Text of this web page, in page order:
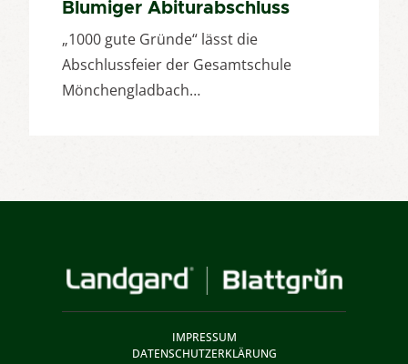
Blumiger Abiturabschluss
„1000 gute Gründe“ lässt die
Abschlussfeier der Gesamtschule
Mönchengladbach…
IMPRESSUM
DATENSCHUTZERKLÄRUNG